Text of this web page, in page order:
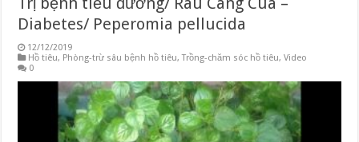
Diabetes/ Peperomia pellucida
12/12/2019
Hồ tiêu, Phòng-trừ sâu bệnh hồ tiêu,Trồng-chăm sóc hồ tiêu,Video
0